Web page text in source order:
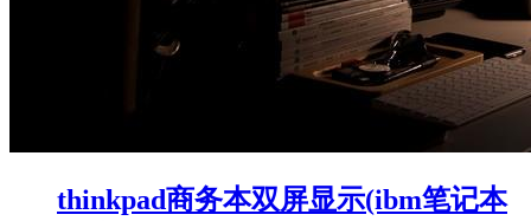
thinkpad商务本双屏显示(ibm笔记本